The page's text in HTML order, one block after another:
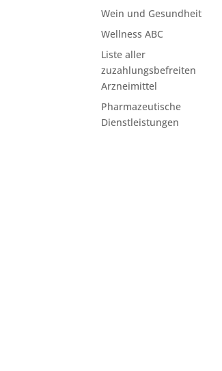
Wein und Gesundheit
Wellness ABC
Liste aller
zuzahlungsbefreiten
Arzneimittel
Pharmazeutische
Dienstleistungen